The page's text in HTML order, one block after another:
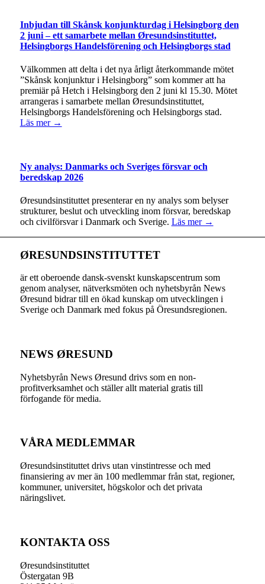
Inbjudan till Skånsk konjunkturdag i Helsingborg den
2 juni – ett samarbete mellan Øresundsinstituttet,
Helsingborgs Handelsförening och Helsingborgs stad
Välkommen att delta i det nya årligt återkommande mötet
”Skånsk konjunktur i Helsingborg” som kommer att ha
premiär på Hetch i Helsingborg den 2 juni kl 15.30. Mötet
arrangeras i samarbete mellan Øresundsinstituttet,
Helsingborgs Handelsförening och Helsingborgs stad.
Läs mer →
Ny analys: Danmarks och Sveriges försvar och
beredskap 2026
Øresundsinstituttet presenterar en ny analys som belyser
strukturer, beslut och utveckling inom försvar, beredskap
och civilförsvar i Danmark och Sverige. Läs mer →
ØRESUNDSINSTITUTTET
är ett oberoende dansk-svenskt kunskapscentrum som
genom analyser, nätverksmöten och nyhetsbyrån News
Øresund bidrar till en ökad kunskap om utvecklingen i
Sverige och Danmark med fokus på Öresundsregionen.
NEWS ØRESUND
Nyhetsbyrån News Øresund drivs som en non-
profitverksamhet och ställer allt material gratis till
förfogande för media.
VÅRA MEDLEMMAR
Øresundsinstituttet drivs utan vinst­intresse och med
finansiering av mer än 100 medlemmar från stat, regioner,
kommuner, universitet, högskolor och det privata
näringslivet.
KONTAKTA OSS
Øresundsinstituttet
Östergatan 9B